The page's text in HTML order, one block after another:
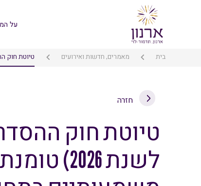
על
בית מאמרים, חדשות ואירועים טיוטת חוק ההסדרים (התכנית
חזרה
טיוטת חוק
לשנת